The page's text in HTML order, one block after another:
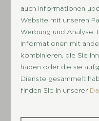
De
auch Informationen
Website mit unseren
Werbung und Analyse.
Informationen mit
kombinieren, die Sie
haben oder die sie
Dienste gesammelt
finden Sie in unserer